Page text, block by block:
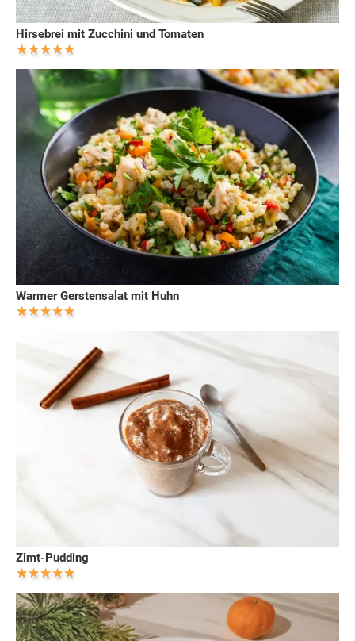
Hirsebrei mit Zucchini und Tomaten
Warmer Gerstensalat mit Huhn
Zimt-Pudding